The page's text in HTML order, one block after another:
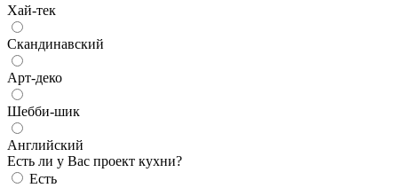
Хай-тек
Скандинавский
Арт-деко
Шебби-шик
Английский
Есть ли у Вас проект кухни?
Есть